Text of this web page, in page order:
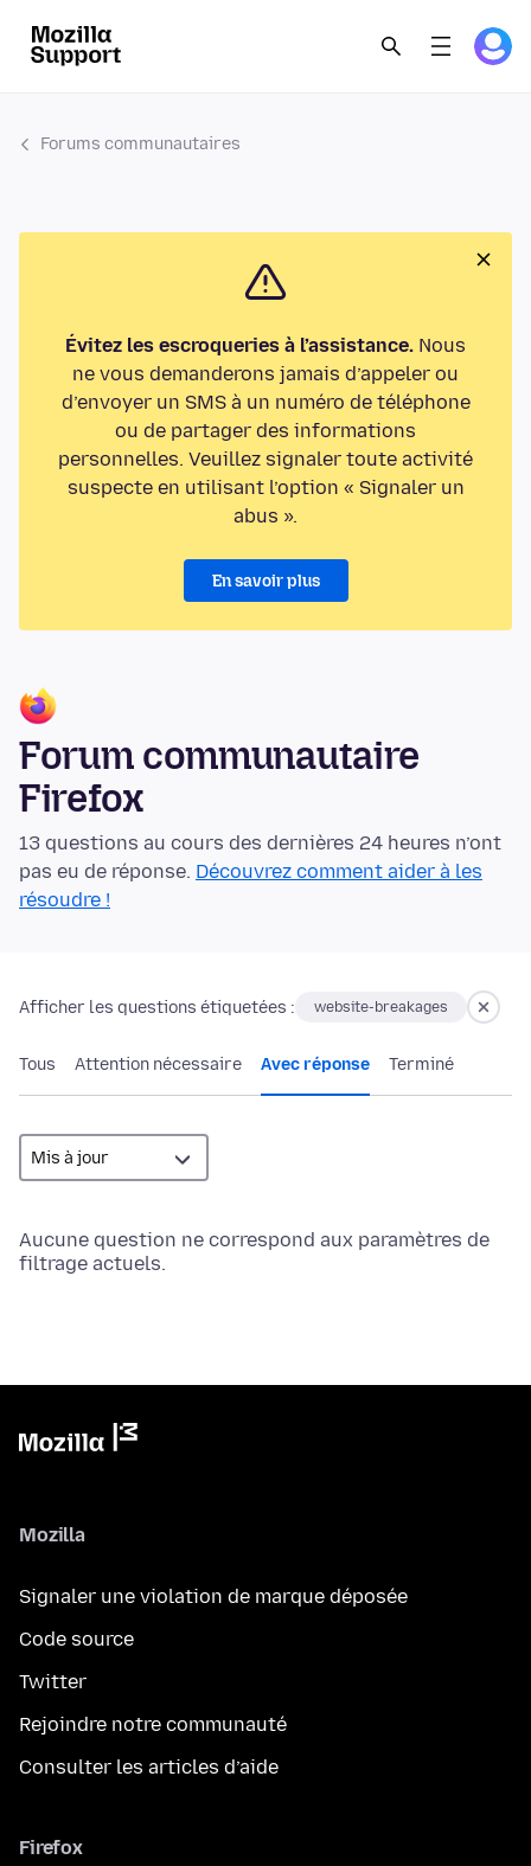
Forums communautaires
Évitez les escroqueries à l’assistance. Nous
ne vous demanderons jamais d’appeler ou
d’envoyer un SMS à un numéro de téléphone
ou de partager des informations
personnelles. Veuillez signaler toute activité
suspecte en utilisant l’option « Signaler un
abus ».
En savoir plus
Forum communautaire
Firefox
13 questions au cours des dernières 24 heures n’ont
pas eu de réponse. Découvrez comment aider à les
résoudre !
Afficher les questions étiquetées : website-breakages
Tous Attention nécessaire Avec réponse Terminé
Aucune question ne correspond aux paramètres de
filtrage actuels.
Mozilla
Signaler une violation de marque déposée
Code source
Twitter
Rejoindre notre communauté
Consulter les articles d’aide
Firefox